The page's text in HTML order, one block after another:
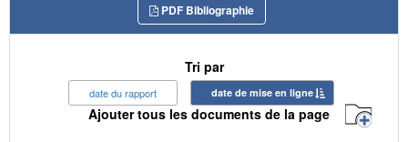
PDF Bibliographie
Tri par
date du rapport date de mise en ligne
Ajouter tous les documents de la page